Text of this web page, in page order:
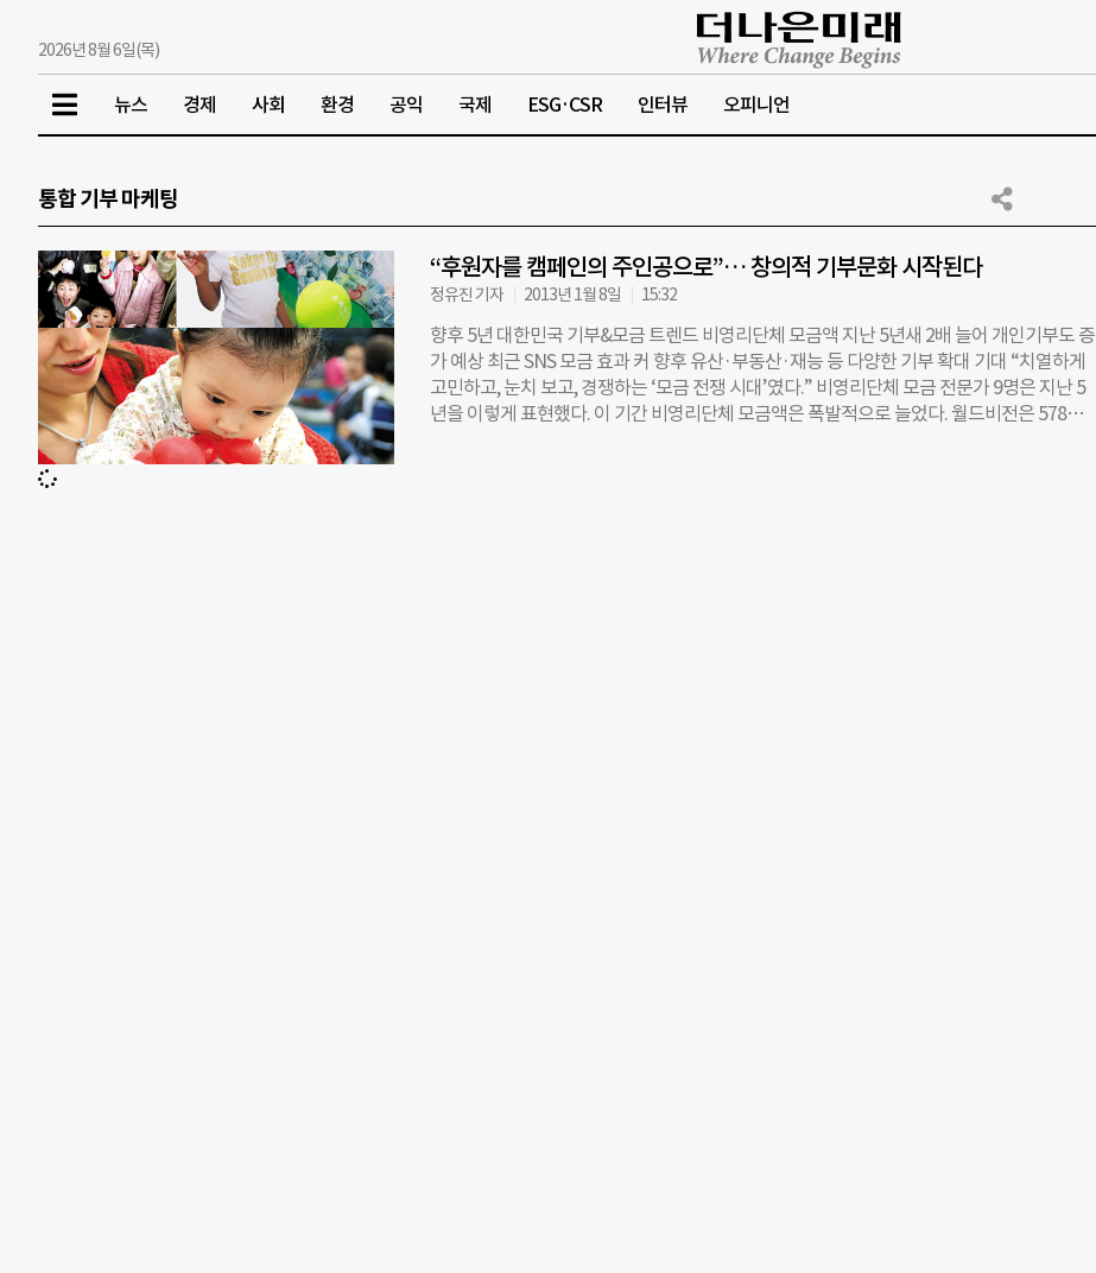
2026년 8월 6일(목)
뉴스 경제 사회 환경 공익 국제 ESG·CSR 인터뷰 오피니언
통합 기부 마케팅
“후원자를 캠페인의 주인공으로”… 창의적 기부문화 시작된다
정유진 기자 2013년 1월 8일 15:32
향후 5년 대한민국 기부&모금 트렌드 비영리단체 모금액 지난 5년새 2배 늘어 개인기부도 증
가 예상 최근 SNS 모금 효과 커 향후 유산·부동산·재능 등 다양한 기부 확대 기대 “치열하게
고민하고, 눈치 보고, 경쟁하는 ‘모금 전쟁 시대’였다.” 비영리단체 모금 전문가 9명은 지난 5
년을 이렇게 표현했다. 이 기간 비영리단체 모금액은 폭발적으로 늘었다. 월드비전은 578억